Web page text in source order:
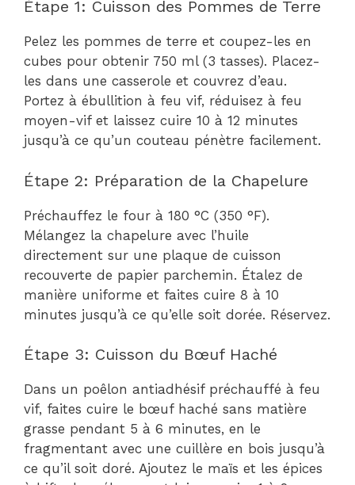
Étape 1: Cuisson des Pommes de Terre
Pelez les pommes de terre et coupez-les en
cubes pour obtenir 750 ml (3 tasses). Placez-
les dans une casserole et couvrez d’eau.
Portez à ébullition à feu vif, réduisez à feu
moyen-vif et laissez cuire 10 à 12 minutes
jusqu’à ce qu’un couteau pénètre facilement.
Étape 2: Préparation de la Chapelure
Préchauffez le four à 180 °C (350 °F).
Mélangez la chapelure avec l’huile
directement sur une plaque de cuisson
recouverte de papier parchemin. Étalez de
manière uniforme et faites cuire 8 à 10
minutes jusqu’à ce qu’elle soit dorée. Réservez.
Étape 3: Cuisson du Bœuf Haché
Dans un poêlon antiadhésif préchauffé à feu
vif, faites cuire le bœuf haché sans matière
grasse pendant 5 à 6 minutes, en le
fragmentant avec une cuillère en bois jusqu’à
ce qu’il soit doré. Ajoutez le maïs et les épices